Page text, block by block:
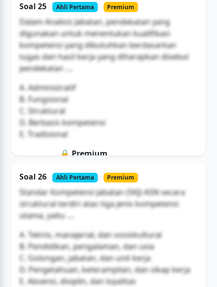
Buka Akses
Soal 25 Ahli Pertama Premium
Dalam Analisis Jabatan, pendekatan yang
digunakan untuk menentukan kualifikasi
kompetensi yang dibutuhkan berdasarkan
tugas dan hasil kerja yang diharapkan disebut
pendekatan ....
A. Administratif
B. Fungsional
C. Struktural
D. Berbasis kompetensi
E. Tradisional
🔒 Premium
Buka Akses
Soal 26 Ahli Pertama Premium
Standar Kompetensi Jabatan (SKJ) ASN secara
struktural terdiri atas tiga jenis kompetensi
utama, yaitu ....
A. Teknis, manajerial, dan sosiokultural
B. Pendidikan, pengalaman, dan usia
C. Golongan, jabatan, dan unit kerja
D. Pengetahuan, keterampilan, dan sikap kerja
E. Absensi, disiplin, dan loyalitas